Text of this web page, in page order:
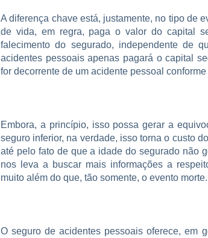
A diferença chave está, justamente, no tipo de
de vida, em regra, paga o valor do capital
falecimento do segurado, independente de
acidentes pessoais apenas pagará o capital
for decorrente de um acidente pessoal
Embora, a princípio, isso possa gerar a
seguro inferior, na verdade, isso torna o custo
até pelo fato de que a idade do segurado não
nos leva a buscar mais informações a
muito além do que, tão somente, o evento morte.
O seguro de acidentes pessoais oferece, em